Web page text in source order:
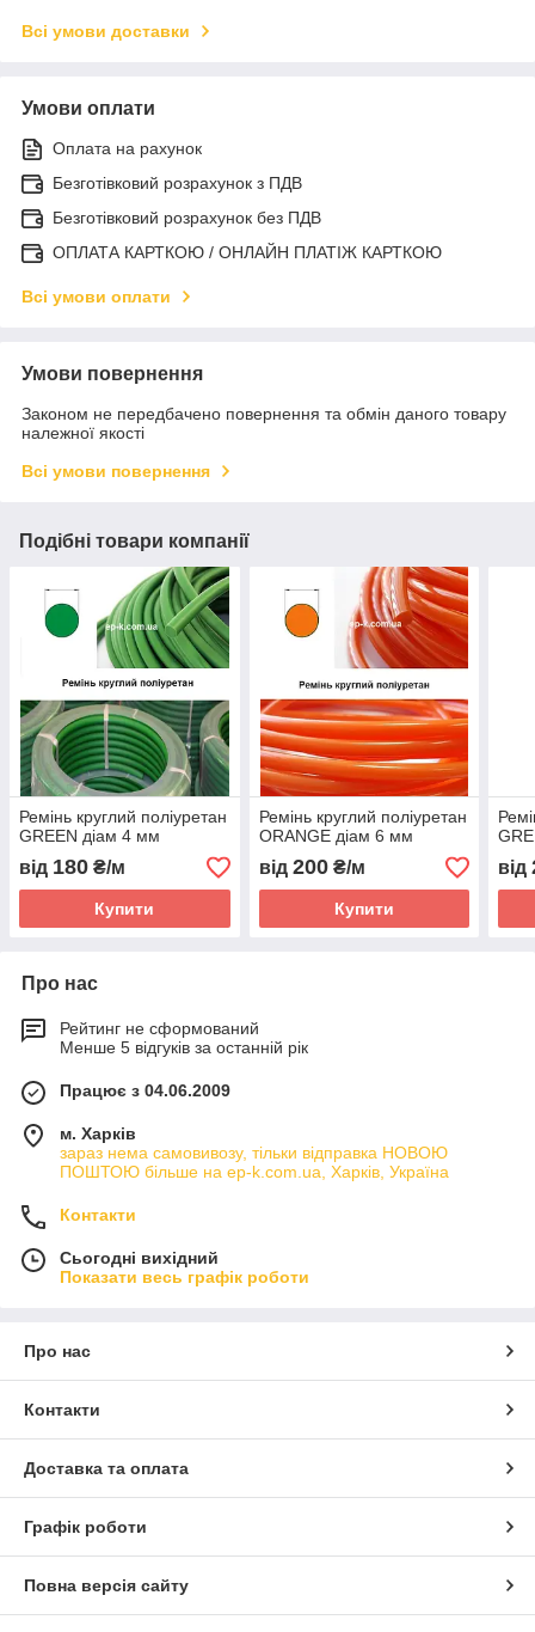
Всі умови доставки
Умови оплати
Оплата на рахунок
Безготівковий розрахунок з ПДВ
Безготівковий розрахунок без ПДВ
ОПЛАТА КАРТКОЮ / ОНЛАЙН ПЛАТІЖ КАРТКОЮ
Всі умови оплати
Умови повернення
Законом не передбачено повернення та обмін даного товару
належної якості
Всі умови повернення
Подібні товари компанії
Ремінь круглий поліуретан
GREEN діам 4 мм
від 180 ₴/м
Купити
Ремінь круглий поліуретан
ORANGE діам 6 мм
від 200₴/м
Купити
від
Про нас
Рейтинг не сформований
Менше 5 відгуків за останній рік
Працює з 04.06.2009
м. Харків
зараз нема самовивозу, тільки відправка НОВОЮ
ПОШТОЮ більше на ep-k.com.ua, Харків, Україна
Контакти
Сьогодні вихідний
Показати весь графік роботи
Про нас
Контакти
Доставка та оплата
Графік роботи
Повна версія сайту